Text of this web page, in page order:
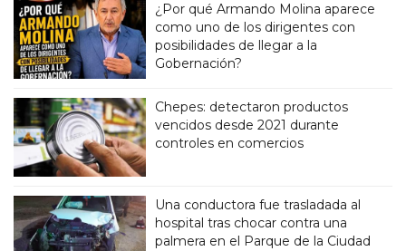
¿Por qué Armando Molina aparece
como uno de los dirigentes con
posibilidades de llegar a la
Gobernación?
Chepes: detectaron productos
vencidos desde 2021 durante
controles en comercios
Una conductora fue trasladada al
hospital tras chocar contra una
palmera en el Parque de la Ciudad